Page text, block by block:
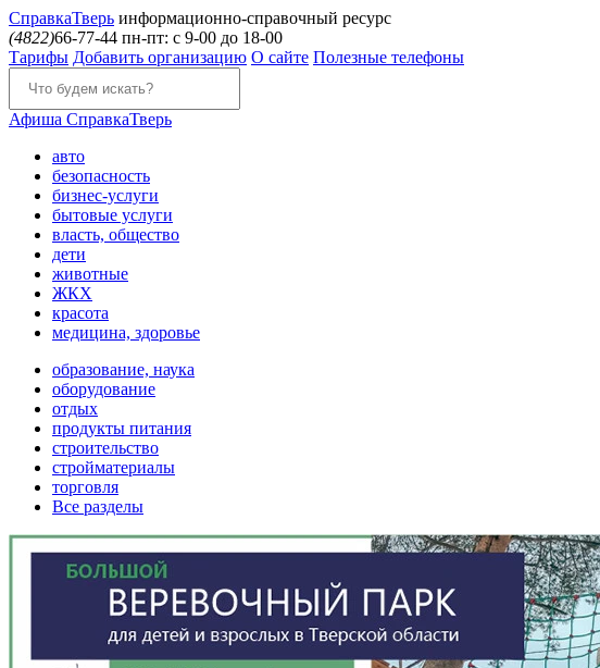
СправкаТверь информационно-справочный ресурс
(4822)66-77-44 пн-пт: с 9-00 до 18-00
Тарифы Добавить организацию О сайте Полезные телефоны
Афиша СправкаТверь
авто
безопасность
бизнес-услуги
бытовые услуги
власть, общество
дети
животные
ЖКХ
красота
медицина, здоровье
образование, наука
оборудование
отдых
продукты питания
строительство
стройматериалы
торговля
Все разделы